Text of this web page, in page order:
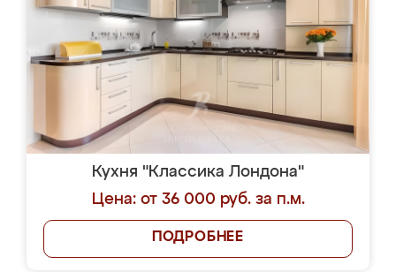
Кухня "Классика Лондона"
Цена: от 36 000 руб. за п.м.
ПОДРОБНЕЕ